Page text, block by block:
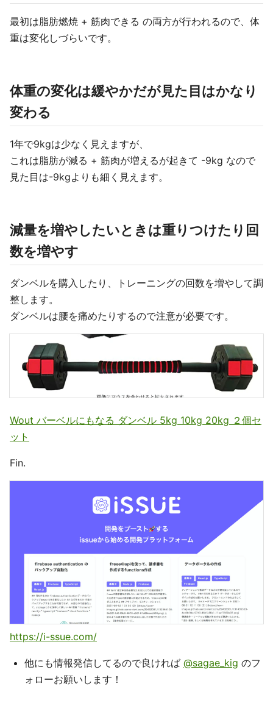
最初は脂肪燃焼 + 筋肉できる の両方が行われるので、体
重は変化しづらいです。
体重の変化は緩やかだが見た目はかなり
変わる
1年で9kgは少なく見えますが、
これは脂肪が減る + 筋肉が増えるが起きて -9kg なので
見た目は-9kgよりも細く見えます。
減量を増やしたいときは重りつけたり回
数を増やす
ダンベルを購入したり、トレーニングの回数を増やして調
整します。
ダンベルは腰を痛めたりするので注意が必要です。
Wout バーベルにもなる ダンベル 5kg 10kg 20kg ２個セ
ット
Fin.
https://i-ssue.com/
他にも情報発信してるので良ければ @sagae_kig のフ
ォローお願いします！